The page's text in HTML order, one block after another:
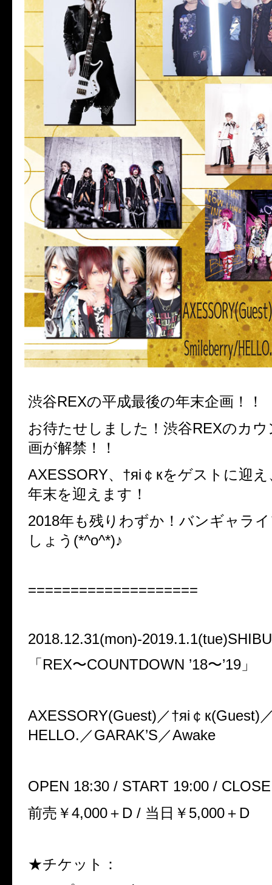
渋谷REXの平成最後の年末企画！！
お待たせしました！渋谷REXのカ
画が解禁！！
AXESSORY、†яi￠кをゲストに迎
年末を迎えます！
2018年も残りわずか！バンギャラ
しょう(*^o^*)♪
====================
2018.12.31(mon)-
「REX〜COUNTDOWN ’18〜’19」
AXESSORY(Guest)／†яi￠к(Guest)
HELLO.／GARAK’S／Awake
OPEN 18:30 / START 19:00 /
前売￥4,000＋D / 当日￥5,000＋D
★チケット：